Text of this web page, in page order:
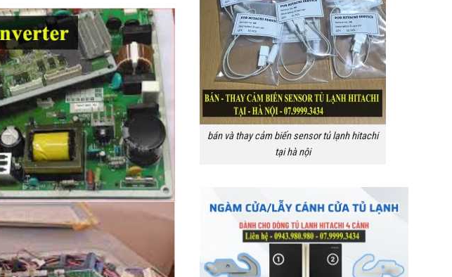
bán và thay cảm biến sensor tủ lạnh hitachi
tại hà nội